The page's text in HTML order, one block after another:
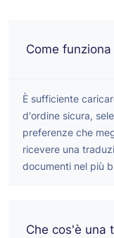
Come
È sufficiente
d'ordine sicura,
preferenze che
ricevere una
documenti nel più
Che cos'è una